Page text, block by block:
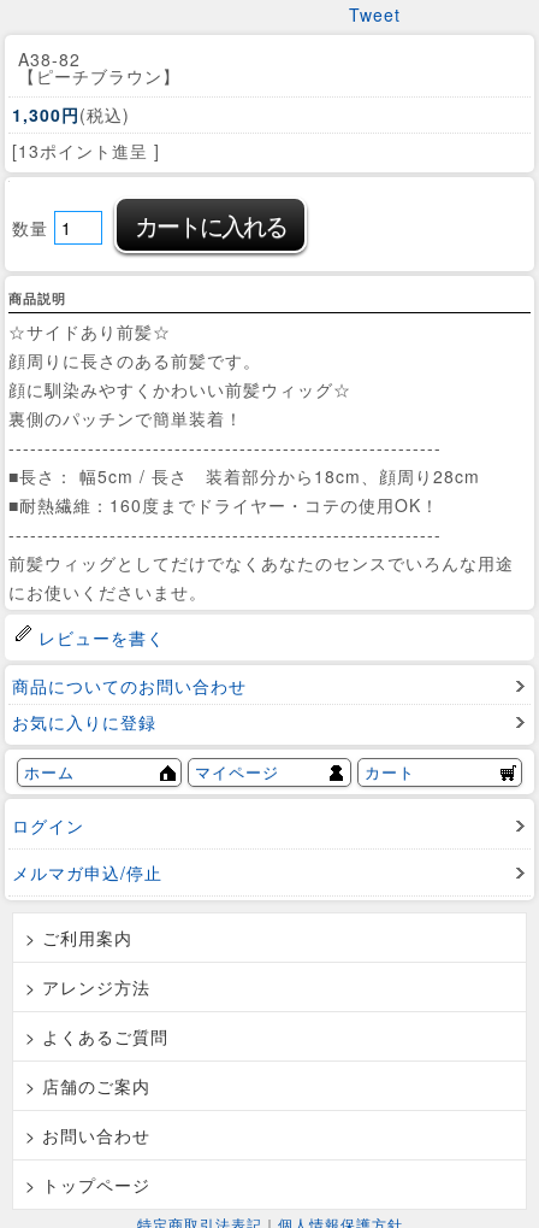
Tweet
A38-82
【ピーチブラウン】
1,300円(税込)
[13ポイント進呈 ]
数量
商品説明
☆サイドあり前髪☆
顔周りに長さのある前髪です。
顔に馴染みやすくかわいい前髪ウィッグ☆
裏側のパッチンで簡単装着！
------------------------------------------------------------
■長さ： 幅5cm / 長さ 装着部分から18cm、顔周り28cm
■耐熱繊維：160度までドライヤー・コテの使用OK！
------------------------------------------------------------
前髪ウィッグとしてだけでなくあなたのセンスでいろんな用途
にお使いくださいませ。
レビューを書く
商品についてのお問い合わせ
お気に入りに登録
ホーム マイページ カート
ログイン
メルマガ申込/停止
> ご利用案内
> アレンジ方法
> よくあるご質問
> 店舗のご案内
> お問い合わせ
> トップページ
特定商取引法表記 ｜ 個人情報保護方針